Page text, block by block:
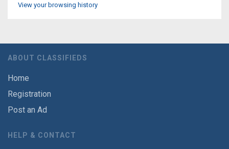
View your browsing history
ABOUT CLASSIFIEDS
Home
Registration
Post an Ad
HELP & CONTACT